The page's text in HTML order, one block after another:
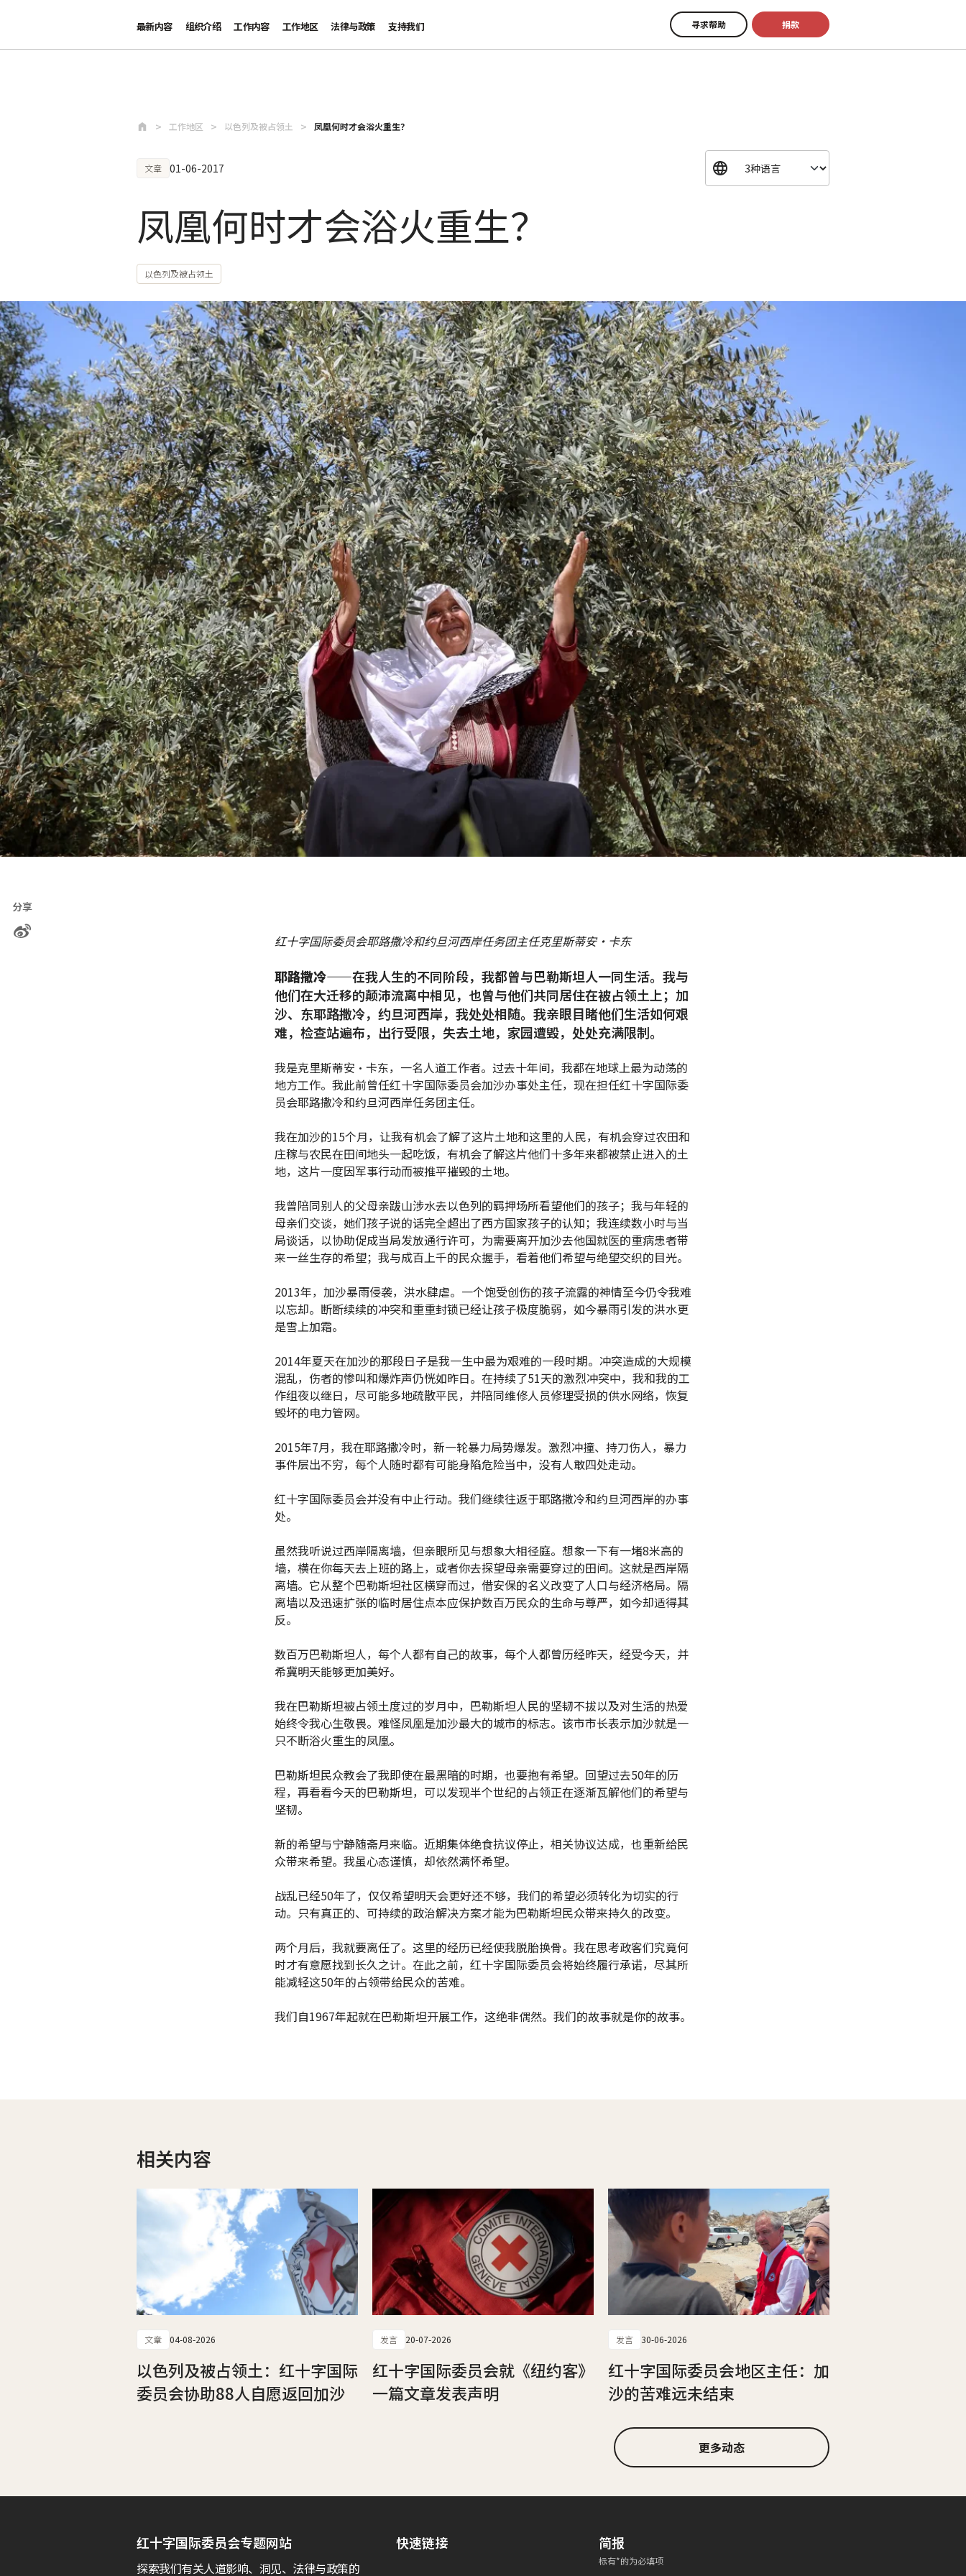
最新内容 组织介绍 工作内容 工作地区 法律与政策 支持我们 寻求帮助 捐款
工作地区 以色列及被占领土 凤凰何时才会浴火重生？
文章 01-06-2017
凤凰何时才会浴火重生？
以色列及被占领土
分享
红十字国际委员会耶路撒冷和约旦河西岸任务团主任克里斯蒂安·卡东
耶路撒冷——在我人生的不同阶段，我都曾与巴勒斯坦人一同生活。我与
他们在大迁移的颠沛流离中相见，也曾与他们共同居住在被占领土上；加
沙、东耶路撒冷，约旦河西岸，我处处相随。我亲眼目睹他们生活如何艰
难，检查站遍布，出行受限，失去土地，家园遭毁，处处充满限制。
我是克里斯蒂安·卡东，一名人道工作者。过去十年间，我都在地球上最为动荡的
地方工作。我此前曾任红十字国际委员会加沙办事处主任，现在担任红十字国际委
员会耶路撒冷和约旦河西岸任务团主任。
我在加沙的15个月，让我有机会了解了这片土地和这里的人民，有机会穿过农田和
庄稼与农民在田间地头一起吃饭，有机会了解这片他们十多年来都被禁止进入的土
地，这片一度因军事行动而被推平摧毁的土地。
我曾陪同别人的父母亲跋山涉水去以色列的羁押场所看望他们的孩子；我与年轻的
母亲们交谈，她们孩子说的话完全超出了西方国家孩子的认知；我连续数小时与当
局谈话，以协助促成当局发放通行许可，为需要离开加沙去他国就医的重病患者带
来一丝生存的希望；我与成百上千的民众握手，看着他们希望与绝望交织的目光。
2013年，加沙暴雨侵袭，洪水肆虐。一个饱受创伤的孩子流露的神情至今仍令我难
以忘却。断断续续的冲突和重重封锁已经让孩子极度脆弱，如今暴雨引发的洪水更
是雪上加霜。
2014年夏天在加沙的那段日子是我一生中最为艰难的一段时期。冲突造成的大规模
混乱，伤者的惨叫和爆炸声仍恍如昨日。在持续了51天的激烈冲突中，我和我的工
作组夜以继日，尽可能多地疏散平民，并陪同维修人员修理受损的供水网络，恢复
毁坏的电力管网。
2015年7月，我在耶路撒冷时，新一轮暴力局势爆发。激烈冲撞、持刀伤人，暴力
事件层出不穷，每个人随时都有可能身陷危险当中，没有人敢四处走动。
红十字国际委员会并没有中止行动。我们继续往返于耶路撒冷和约旦河西岸的办事
处。
虽然我听说过西岸隔离墙，但亲眼所见与想象大相径庭。想象一下有一堵8米高的
墙，横在你每天去上班的路上，或者你去探望母亲需要穿过的田间。这就是西岸隔
离墙。它从整个巴勒斯坦社区横穿而过，借安保的名义改变了人口与经济格局。隔
离墙以及迅速扩张的临时居住点本应保护数百万民众的生命与尊严，如今却适得其
反。
数百万巴勒斯坦人，每个人都有自己的故事，每个人都曾历经昨天，经受今天，并
希冀明天能够更加美好。
我在巴勒斯坦被占领土度过的岁月中，巴勒斯坦人民的坚韧不拔以及对生活的热爱
始终令我心生敬畏。难怪凤凰是加沙最大的城市的标志。该市市长表示加沙就是一
只不断浴火重生的凤凰。
巴勒斯坦民众教会了我即使在最黑暗的时期，也要抱有希望。回望过去50年的历
程，再看看今天的巴勒斯坦，可以发现半个世纪的占领正在逐渐瓦解他们的希望与
坚韧。
新的希望与宁静随斋月来临。近期集体绝食抗议停止，相关协议达成，也重新给民
众带来希望。我虽心态谨慎，却依然满怀希望。
战乱已经50年了，仅仅希望明天会更好还不够，我们的希望必须转化为切实的行
动。只有真正的、可持续的政治解决方案才能为巴勒斯坦民众带来持久的改变。
两个月后，我就要离任了。这里的经历已经使我脱胎换骨。我在思考政客们究竟何
时才有意愿找到长久之计。在此之前，红十字国际委员会将始终履行承诺，尽其所
能减轻这50年的占领带给民众的苦难。
我们自1967年起就在巴勒斯坦开展工作，这绝非偶然。我们的故事就是你的故事。
相关内容
文章 04-08-2026
以色列及被占领土：红十字国际
委员会协助88人自愿返回加沙
发言 20-07-2026
红十字国际委员会就《纽约客》
一篇文章发表声明
发言 30-06-2026
红十字国际委员会地区主任：加
沙的苦难远未结束
更多动态
红十字国际委员会专题网站
探索我们有关人道影响、洞见、法律与政策的
快速链接 简报
标有*的为必填项